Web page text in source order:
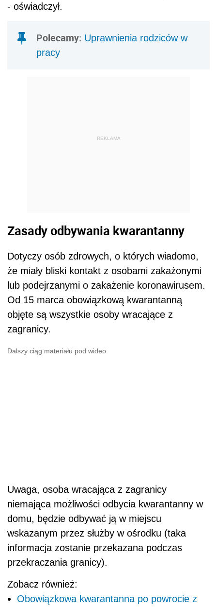
- oświadczył.
Polecamy: Uprawnienia rodziców w
pracy
REKLAMA
Zasady odbywania kwarantanny
Dotyczy osób zdrowych, o których wiadomo,
że miały bliski kontakt z osobami zakażonymi
lub podejrzanymi o zakażenie koronawirusem.
Od 15 marca obowiązkową kwarantanną
objęte są wszystkie osoby wracające z
zagranicy.
Dalszy ciąg materiału pod wideo
Uwaga, osoba wracająca z zagranicy
niemająca możliwości odbycia kwarantanny w
domu, będzie odbywać ją w miejscu
wskazanym przez służby w ośrodku (taka
informacja zostanie przekazana podczas
przekraczania granicy).
Zobacz również:
Obowiązkowa kwarantanna po powrocie z